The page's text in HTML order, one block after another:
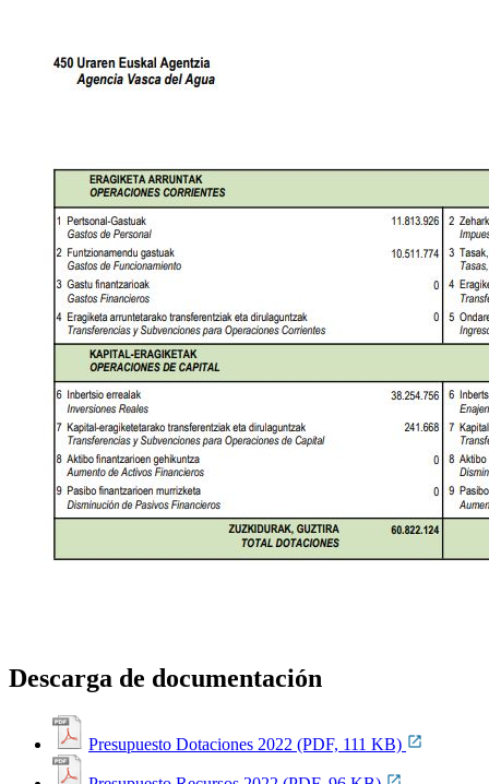
Descarga de documentación
Presupuesto Dotaciones 2022 (PDF, 111 KB)